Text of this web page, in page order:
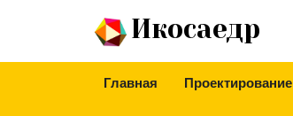
Икосаедр
Главная Проектирование